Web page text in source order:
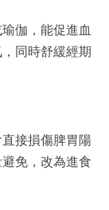
伽，能促進血
同時舒緩經期
接損傷脾胃陽
免，改為進食